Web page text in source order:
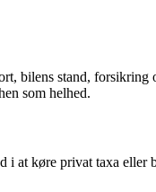
bilens stand,
som helhed.
at køre privat taxa